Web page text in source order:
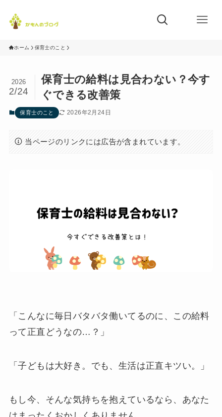
ホーム 保育士のこと
保育士の給料は見合わない？今す
ぐできる改善策
2026
2/24
保育士のこと 2026年2月24日
当ページのリンクには広告が含まれています。
「こんなに毎日バタバタ働いてるのに、この給料
って正直どうなの…？」
「子どもは大好き。でも、生活は正直キツい。」
もし今、そんな気持ちを抱えているなら、あなた